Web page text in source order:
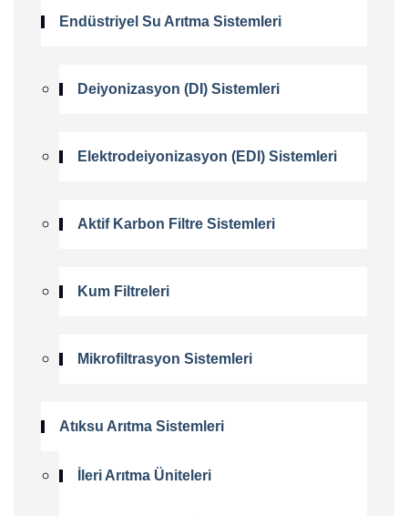
Endüstriyel Su Arıtma Sistemleri
Deiyonizasyon (DI) Sistemleri
Elektrodeiyonizasyon (EDI) Sistemleri
Aktif Karbon Filtre Sistemleri
Kum Filtreleri
Mikrofiltrasyon Sistemleri
Atıksu Arıtma Sistemleri
İleri Arıtma Üniteleri